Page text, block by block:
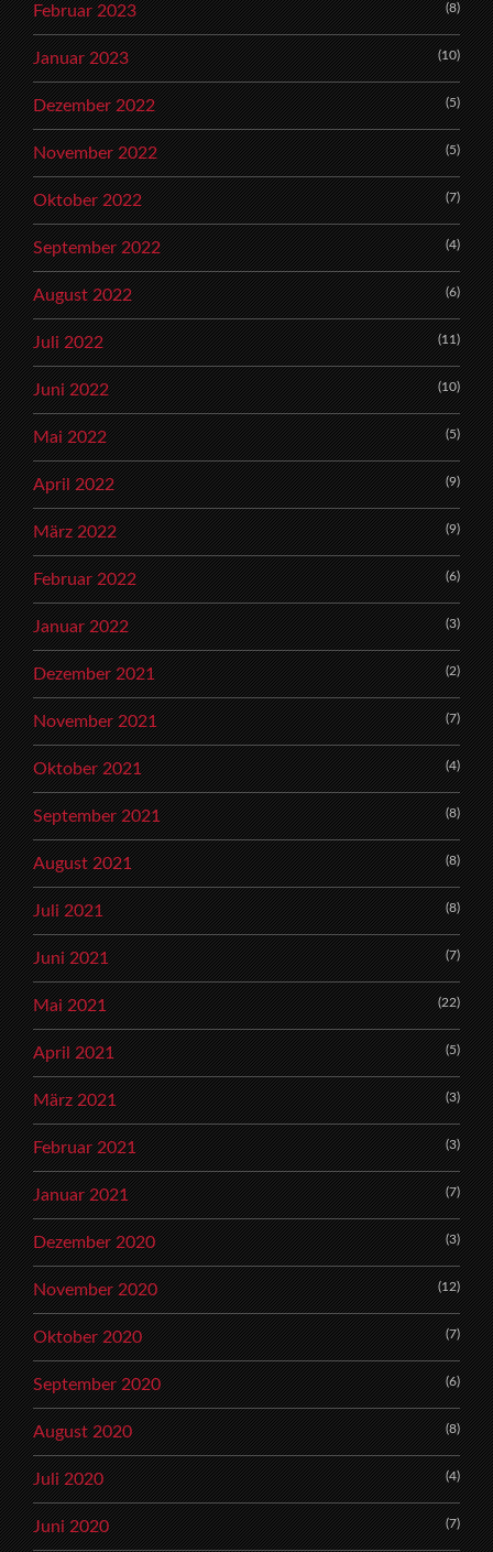
Februar 2023 (8)
Januar 2023 (10)
Dezember 2022 (5)
November 2022 (5)
Oktober 2022 (7)
September 2022 (4)
August 2022 (6)
Juli 2022 (11)
Juni 2022 (10)
Mai 2022 (5)
April 2022 (9)
März 2022 (9)
Februar 2022 (6)
Januar 2022 (3)
Dezember 2021 (2)
November 2021 (7)
Oktober 2021 (4)
September 2021 (8)
August 2021 (8)
Juli 2021 (8)
Juni 2021 (7)
Mai 2021 (22)
April 2021 (5)
März 2021 (3)
Februar 2021 (3)
Januar 2021 (7)
Dezember 2020 (3)
November 2020 (12)
Oktober 2020 (7)
September 2020 (6)
August 2020 (8)
Juli 2020 (4)
Juni 2020 (7)